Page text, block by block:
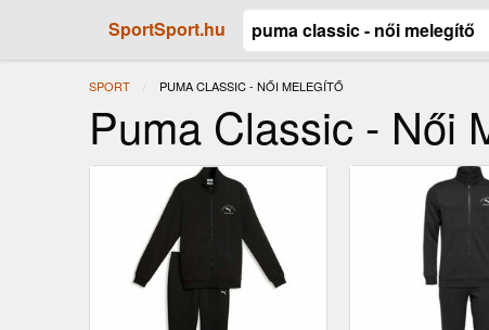
SportSport.hu
SPORT JELENLEGI:
PUMA CLASSIC - NŐI MELEGÍTŐ
Puma Classic - Női